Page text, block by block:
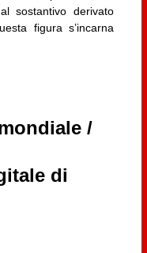
sostantivo derivato
figura s’incarna
/
di